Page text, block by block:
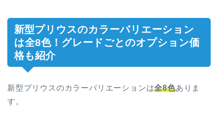
新型プリウスのカラーバリエーション
は全8色！グレードごとのオプション価
格も紹介
新型プリウスのカラーバリエーションは全8色ありま
す。